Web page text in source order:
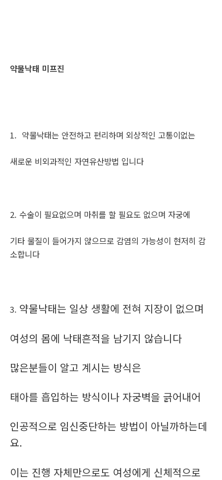
약물낙태 미프진
1. 약물낙태는 안전하고 편리하며 외상적인 고통이없는
새로운 비외과적인 자연유산방법 입니다
2. 수술이 필요없으며 마취를 할 필요도 없으며 자궁에
기타 물질이 들어가지 않으므로 감염의 가능성이 현저히 감
소합니다
3. 약물낙태는 일상 생활에 전혀 지장이 없으며
여성의 몸에 낙태흔적을 남기지 않습니다
많은분들이 알고 계시는 방식은
태아를 흡입하는 방식이나 자궁벽을 긁어내어
인공적으로 임신중단하는 방법이 아닐까하는데
요.
이는 진행 자체만으로도 여성에게 신체적으로